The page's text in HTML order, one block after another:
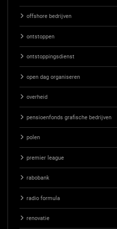
offshore bedrijven
ontstoppen
ontstoppingsdienst
open dag organiseren
overheid
pensioenfonds grafische bedrijven
polen
premier league
rabobank
radio formula
renovatie